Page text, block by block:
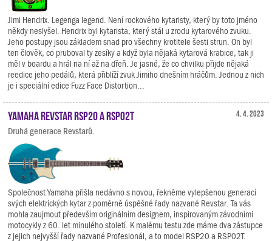
Jimi Hendrix. Legenga legend. Není rockového kytaristy, který by toto jméno
někdy neslyšel. Hendrix byl kytarista, který stál u zrodu kytarového zvuku.
Jeho postupy jsou základem snad pro všechny krotitele šesti strun. On byl
ten člověk, co pruboval ty zesíky a když byla nějaká kytarová krabice, tak ji
měl v boardu a hrál na ní až na dřeň. Je jasné, že co chvilku přijde nějaká
reedice jeho pedálů, která přiblíží zvuk Jimiho dnešním hráčům. Jednou z nich
je i speciální edice Fuzz Face Distortion...
4. 4. 2023
Yamaha Revstar RSP20 a RSP02T
Druhá generace Revstarů.
Společnost Yamaha přišla nedávno s novou, řekněme vylepšenou generací
svých elektrických kytar z poměrně úspěšné řady nazvané Revstar. Ta vás
mohla zaujmout především originálním designem, inspirovaným závodními
motocykly z 60. let minulého století. K malému testu zde máme dva zástupce
z jejich nejvyšší řady nazvané Profesionál, a to model RSP20 a RSP02T.